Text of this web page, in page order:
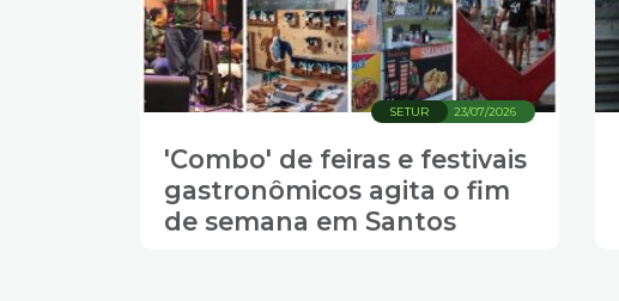
23/07/2026
SETUR
'Combo' de feiras e festivais
gastronômicos agita o fim
de semana em Santos